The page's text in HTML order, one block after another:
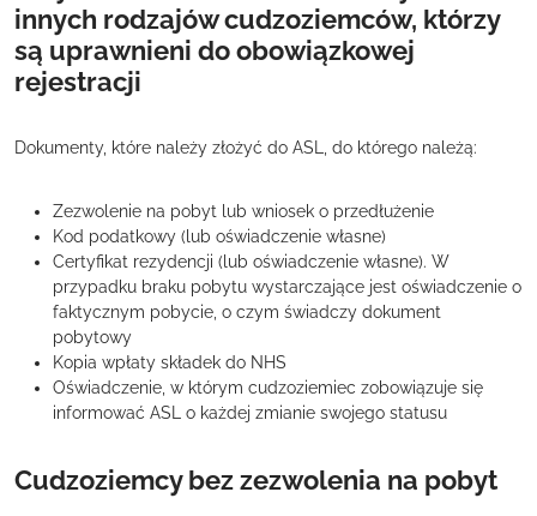
innych rodzajów cudzoziemców, którzy
są uprawnieni do obowiązkowej
rejestracji
Dokumenty, które należy złożyć do ASL, do którego należą:
Zezwolenie na pobyt lub wniosek o przedłużenie
Kod podatkowy (lub oświadczenie własne)
Certyfikat rezydencji (lub oświadczenie własne). W
przypadku braku pobytu wystarczające jest oświadczenie o
faktycznym pobycie, o czym świadczy dokument
pobytowy
Kopia wpłaty składek do NHS
Oświadczenie, w którym cudzoziemiec zobowiązuje się
informować ASL o każdej zmianie swojego statusu
Cudzoziemcy bez zezwolenia na pobyt